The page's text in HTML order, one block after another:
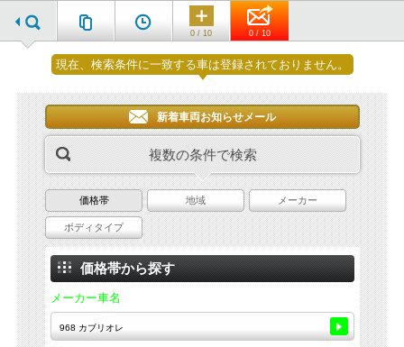
0 / 10 0 / 10
現在、検索条件に一致する車は登録されておりません。
新着車両お知らせメール
複数の条件で検索
価格帯 地域 メーカー
ボディタイプ
価格帯から探す
メーカー車名